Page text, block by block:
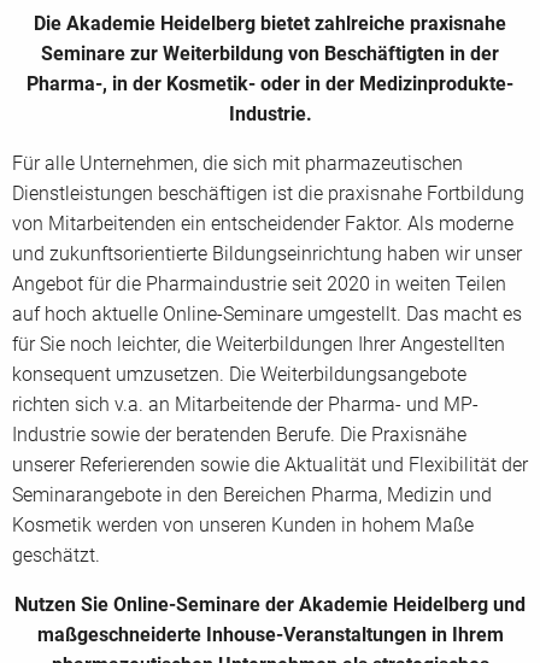
Die Akademie Heidelberg bietet zahlreiche praxisnahe
Seminare zur Weiterbildung von Beschäftigten in der
Pharma-, in der Kosmetik- oder in der Medizinprodukte-
Industrie.
Für alle Unternehmen, die sich mit pharmazeutischen
Dienstleistungen beschäftigen ist die praxisnahe Fortbildung
von Mitarbeitenden ein entscheidender Faktor. Als moderne
und zukunftsorientierte Bildungseinrichtung haben wir unser
Angebot für die Pharmaindustrie seit 2020 in weiten Teilen
auf hoch aktuelle Online-Seminare umgestellt. Das macht es
für Sie noch leichter, die Weiterbildungen Ihrer Angestellten
konsequent umzusetzen. Die Weiterbildungsangebote
richten sich v.a. an Mitarbeitende der Pharma- und MP-
Industrie sowie der beratenden Berufe. Die Praxisnähe
unserer Referierenden sowie die Aktualität und Flexibilität der
Seminarangebote in den Bereichen Pharma, Medizin und
Kosmetik werden von unseren Kunden in hohem Maße
geschätzt.
Nutzen Sie Online-Seminare der Akademie Heidelberg und
maßgeschneiderte Inhouse-Veranstaltungen in Ihrem